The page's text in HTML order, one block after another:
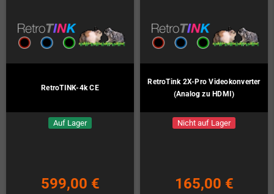
RetroTINK-4k CE
Auf Lager
599,00 €
RetroTink 2X-Pro Videokonverter
(Analog zu HDMI)
Nicht auf Lager
165,00 €